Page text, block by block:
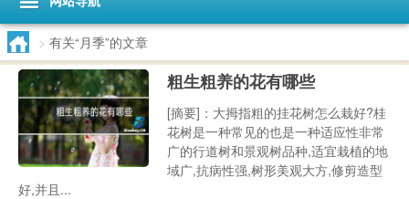
> 有关“月季”的文章
粗生粗养的花有哪些
[摘要]：大拇指粗的挂花树怎么栽好?桂
花树是一种常见的也是一种适应性非常
广的行道树和景观树品种,适宜栽植的地
域广,抗病性强,树形美观大方,修剪造型
好,并且...